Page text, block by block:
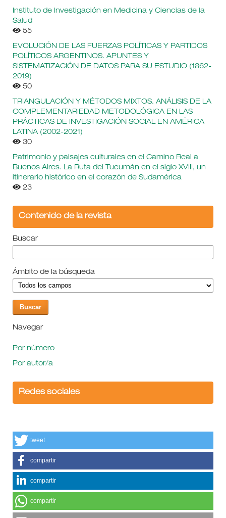
Instituto de Investigación en Medicina y Ciencias de la
Salud
55
EVOLUCIÓN DE LAS FUERZAS POLÍTICAS Y PARTIDOS
POLÍTICOS ARGENTINOS. APUNTES Y
SISTEMATIZACIÓN DE DATOS PARA SU ESTUDIO (1862-
2019)
50
TRIANGULACIÓN Y MÉTODOS MIXTOS. ANÁLISIS DE LA
COMPLEMENTARIEDAD METODOLÓGICA EN LAS
PRÁCTICAS DE INVESTIGACIÓN SOCIAL EN AMÉRICA
LATINA (2002-2021)
30
Patrimonio y paisajes culturales en el Camino Real a
Buenos Aires. La Ruta del Tucumán en el siglo XVIII, un
itinerario histórico en el corazón de Sudamérica
23
Contenido de la revista
Buscar
Ámbito de la búsqueda
Navegar
Por número
Por autor/a
Redes sociales
tweet
compartir
compartir
compartir